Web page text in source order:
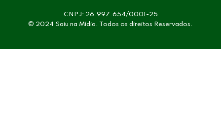
CNPJ: 26.997.654/0001-25
© 2024 Saiu na Mídia. Todos os direitos Reservados.